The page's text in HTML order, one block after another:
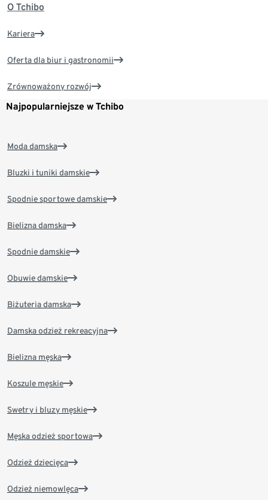
O Tchibo
Kariera
Oferta dla biur i gastronomii
Zrównoważony rozwój
Najpopularniejsze w Tchibo
Moda damska
Bluzki i tuniki damskie
Spodnie sportowe damskie
Bielizna damska
Spodnie damskie
Obuwie damskie
Biżuteria damska
Damska odzież rekreacyjna
Bielizna męska
Koszule męskie
Swetry i bluzy męskie
Męska odzież sportowa
Odzież dziecięca
Odzież niemowlęca